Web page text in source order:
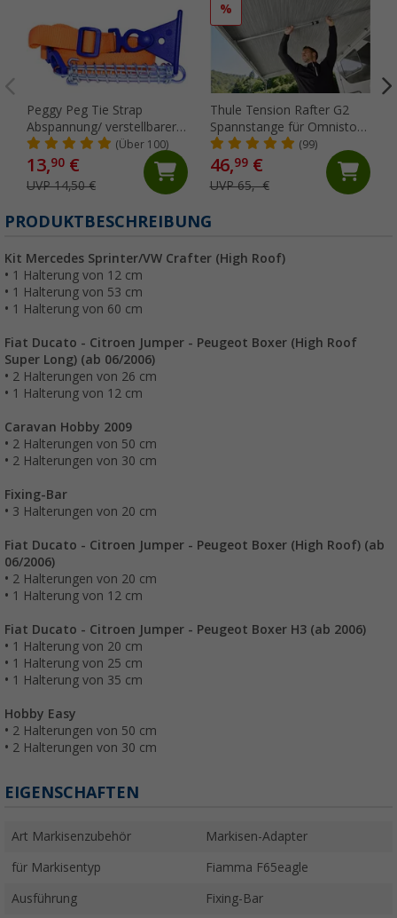
Peggy Peg Tie Strap
Abspannung/ verstellbarer
Markiesenspanngurt(Über 100)
13,90 €
UVP 14,50 €
%
Thule Tension Rafter G2
Spannstange für Omnistor
5200/4900/5003/5002 250
cm
(99)
46,99€
UVP 65,- €
PRODUKTBESCHREIBUNG
Kit Mercedes Sprinter/VW Crafter (High Roof)
• 1 Halterung von 12 cm
• 1 Halterung von 53 cm
• 1 Halterung von 60 cm
Fiat Ducato - Citroen Jumper - Peugeot Boxer (High Roof
Super Long) (ab 06/2006)
• 2 Halterungen von 26 cm
• 1 Halterung von 12 cm
Caravan Hobby 2009
• 2 Halterungen von 50 cm
• 2 Halterungen von 30 cm
Fixing-Bar
• 3 Halterungen von 20 cm
Fiat Ducato - Citroen Jumper - Peugeot Boxer (High Roof) (ab
06/2006)
• 2 Halterungen von 20 cm
• 1 Halterung von 12 cm
Fiat Ducato - Citroen Jumper - Peugeot Boxer H3 (ab 2006)
• 1 Halterung von 20 cm
• 1 Halterung von 25 cm
• 1 Halterung von 35 cm
Hobby Easy
• 2 Halterungen von 50 cm
• 2 Halterungen von 30 cm
EIGENSCHAFTEN
Art Markisenzubehör Markisen-Adapter
für Markisentyp Fiamma F65eagle
Ausführung Fixing-Bar